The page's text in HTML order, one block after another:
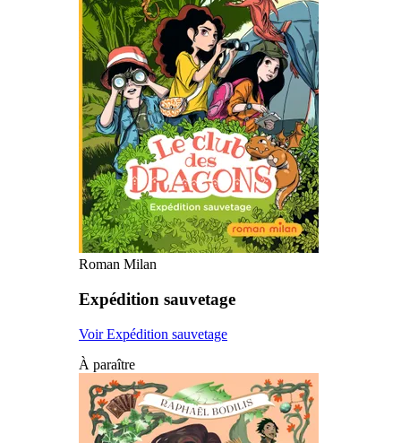
Roman Milan
Expédition sauvetage
Voir Expédition sauvetage
À paraître